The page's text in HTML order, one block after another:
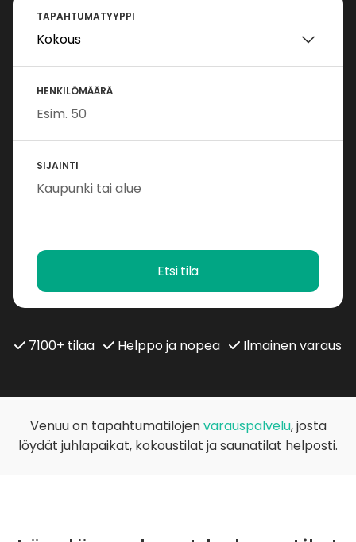
TAPAHTUMATYYPPI
HENKILÖMÄÄRÄ
SIJAINTI
Etsi tila
7100+ tilaa Helppo ja nopea Ilmainen varaus
Venuu on tapahtumatilojenvarauspalvelu, josta
löydät juhlapaikat, kokoustilat ja saunatilat helposti.